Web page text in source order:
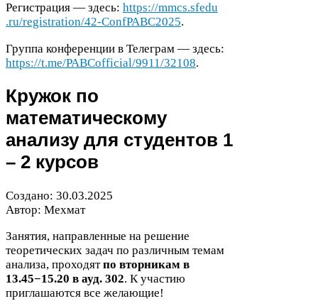
Регистрация — здесь: https://​mmcs​.sfedu​
.ru/​r​e​g​i​s​t​r​a​t​i​o​n​/​42​-​C​o​n​f​P​A​B​C​2025.
Группа конференции в Телеграм — здесь:
https://t.me/PABCofficial/9911/32108.
Кружок по
математическому
анализу для студентов 1
– 2 курсов
Создано: 30.03.2025
Автор: Мехмат
Занятия, направленные на решение
теоретических задач по различным темам
анализа, проходятпо вторникам в
13.45−15.20 в ауд. 302. К участию
приглашаются все желающие!